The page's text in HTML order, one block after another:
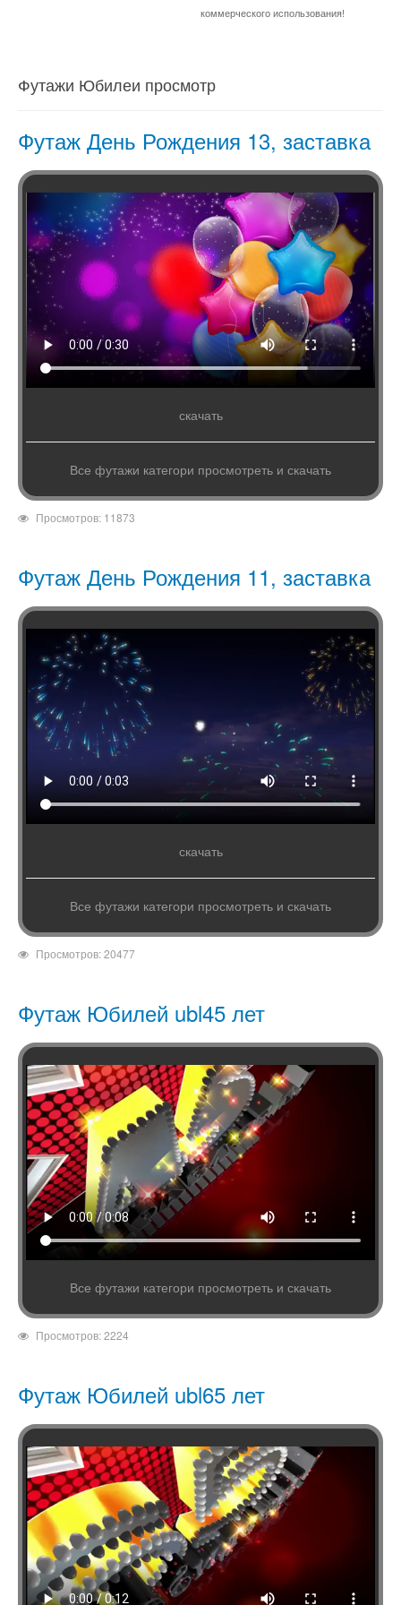
коммерческого использования!
Футажи Юбилеи просмотр
Футаж День Рождения 13, заставка
скачать
Все футажи категори просмотреть и скачать
Просмотров: 11873
Футаж День Рождения 11, заставка
скачать
Все футажи категори просмотреть и скачать
Просмотров: 20477
Футаж Юбилей ubl45 лет
Все футажи категори просмотреть и скачать
Просмотров: 2224
Футаж Юбилей ubl65 лет